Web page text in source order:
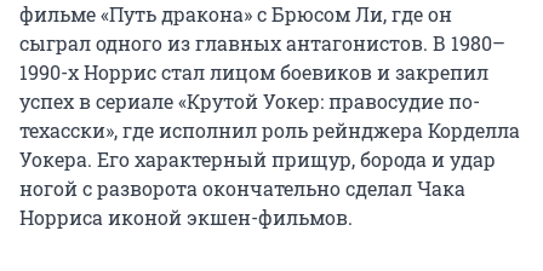
фильме «Путь дракона» с Брюсом Ли, где он
сыграл одного из главных антагонистов. В 1980–
1990-х Норрис стал лицом боевиков и закрепил
успех в сериале «Крутой Уокер: правосудие по-
техасски», где исполнил роль рейнджера Корделла
Уокера. Его характерный прищур, борода и удар
ногой с разворота окончательно сделал Чака
Норриса иконой экшен-фильмов.